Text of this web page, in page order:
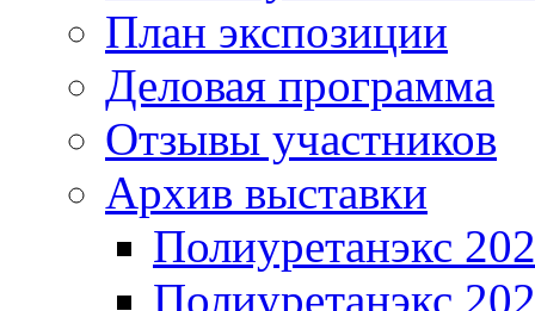
План экспозиции
Деловая программа
Отзывы участников
Архив выставки
Полиуретанэкс
Полиуретанэкс